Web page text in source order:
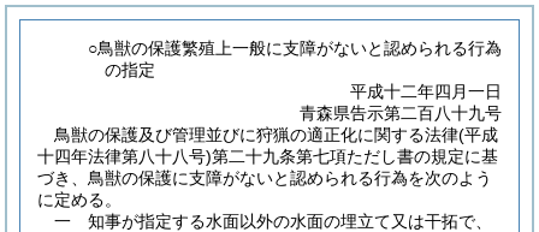
○鳥獣の保護繁殖上一般に支障がないと認められる行為
の指定
平成十二年四月一日
青森県告示第二百八十九号
鳥獣の保護及び管理並びに狩猟の適正化に関する法律(平成
十四年法律第八十八号)第二十九条第七項ただし書の規定に基
づき、鳥獣の保護に支障がないと認められる行為を次のよう
に定める。
一 知事が指定する水面以外の水面の埋立て又は干拓で、